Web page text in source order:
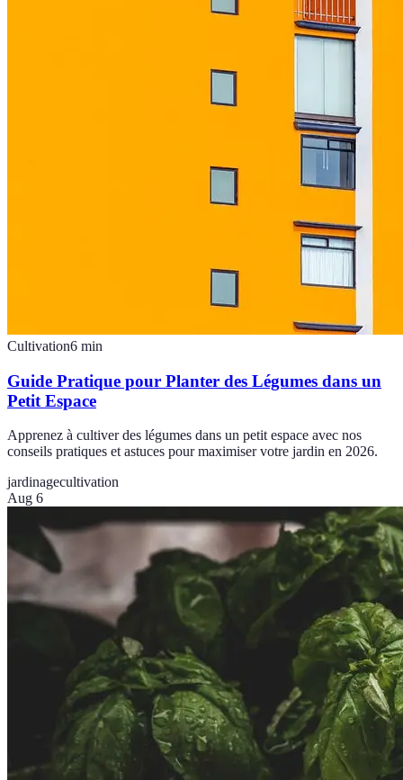
Cultivation6 min
Guide Pratique pour Planter des Légumes dans un
Petit Espace
Apprenez à cultiver des légumes dans un petit espace avec nos
conseils pratiques et astuces pour maximiser votre jardin en 2026.
jardinagecultivation
Aug 6